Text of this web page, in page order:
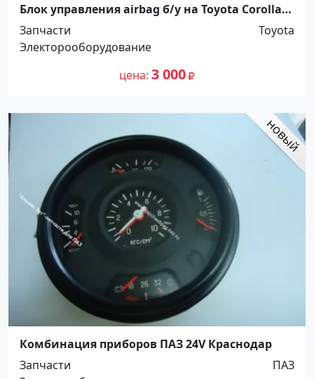
Блок управления airbag б/у на Toyota Corolla
150 кузов 2008 г. Краснодар
Запчасти
Toyota
Электорооборудование
цена 3 000
Комбинация приборов ПАЗ 24V Краснодар
Запчасти
ПАЗ